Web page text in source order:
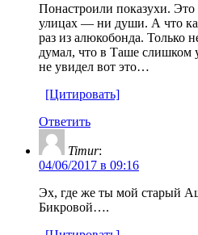
Понастроили показухи.
улицах — ни души. А что
раз из алюкобонда. Только
думал, что в Таше слишком
не увидел вот это…
[Цитировать]
Ответить
Timur:
04/06/2017 в 09:16
Эх, где же ты мой старый
Бикровой….